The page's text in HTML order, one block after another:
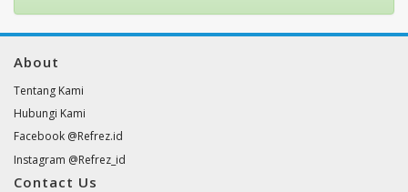
About
Tentang Kami
Hubungi Kami
Facebook @Refrez.id
Instagram @Refrez_id
Contact Us